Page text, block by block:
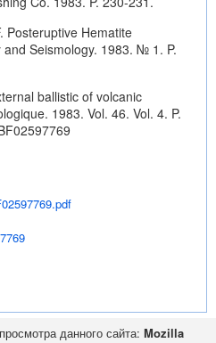
Posteruptive Hematite
Seismology. 1983. № 1. P.
ballistic of volcanic
1983. Vol. 46. Vol. 4. P.
данного сайта: Mozilla